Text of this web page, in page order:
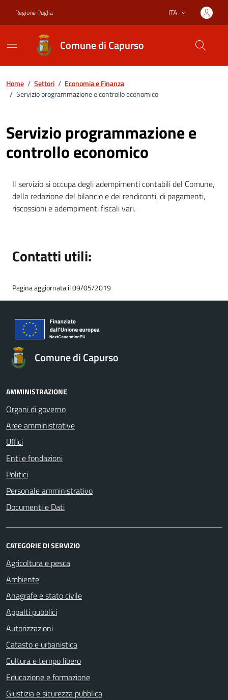
Regione Puglia Lingua attiva:
ITA
Comune di Capurso
Home / Settori / Economia e Finanza
/ Servizio programmazione e controllo economico
Servizio programmazione e
controllo economico
Il servizio si occupa degli adempimenti contabili del Comune,
della redazione del bilancio e dei rendiconti, di pagamenti,
riscossioni e adempimenti fiscali vari.
Contatti utili:
Pagina aggiornata il 09/05/2019
Comune di Capurso
AMMINISTRAZIONE
Organi di governo
Aree amministrative
Uffici
Enti e fondazioni
Politici
Personale amministrativo
Documenti e Dati
CATEGORIE DI SERVIZIO
Agricoltura e pesca
Ambiente
Anagrafe e stato civile
Appalti pubblici
Autorizzazioni
Catasto e urbanistica
Cultura e tempo libero
Educazione e formazione
Giustizia e sicurezza pubblica